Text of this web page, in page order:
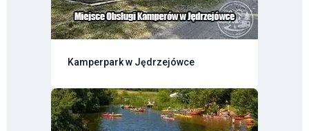
Kamperpark w Jędrzejówce